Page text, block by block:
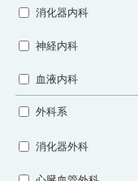
消化器内科
神経内科
血液内科
外科系
消化器外科